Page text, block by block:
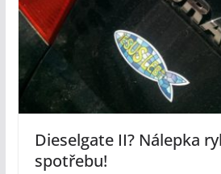
Dieselgate II? Nálepka
spotřebu!